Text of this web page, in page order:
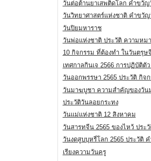
วันต่อต้านยาเสพติดโลก คำขวัญ
วันวิทยาศาสตร์แห่งชาติ คำขวัญ
วันปิยมหาราช
วันพ่อแห่งชาติ ประวัติ ความหม
10 กิจกรรม ที่ต้องทำ ในวันตรุษ
เทศกาลกินเจ 2566 การปฏิบัติตั
วันออกพรรษา 2565 ประวัติ กิจก
วันมาฆบูชา ความสำคัญของวัน
ประวัติวันลอยกระทง
วันแม่แห่งชาติ 12 สิงหาคม
วันสารทจีน 2565 ของไหว้ ประ
วันงดสูบบุหรี่โลก 2565 ประวัติ
เรียงความวันครู